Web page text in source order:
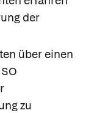
der
über einen
zu